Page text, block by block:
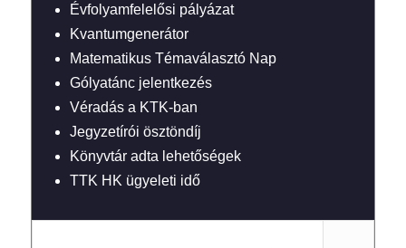
Évfolyamfelelősi pályázat
Kvantumgenerátor
Matematikus Témaválasztó Nap
Gólyatánc jelentkezés
Véradás a KTK-ban
Jegyzetírói ösztöndíj
Könyvtár adta lehetőségek
TTK HK ügyeleti idő